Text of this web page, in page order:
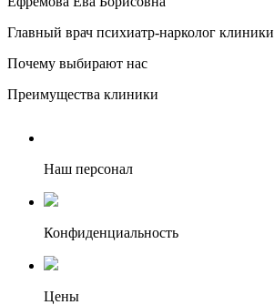
Главный врач психиатр-нарколог клиники
Почему выбирают нас
Преимущества клиники
Наш персонал
Конфиденциальность
Цены